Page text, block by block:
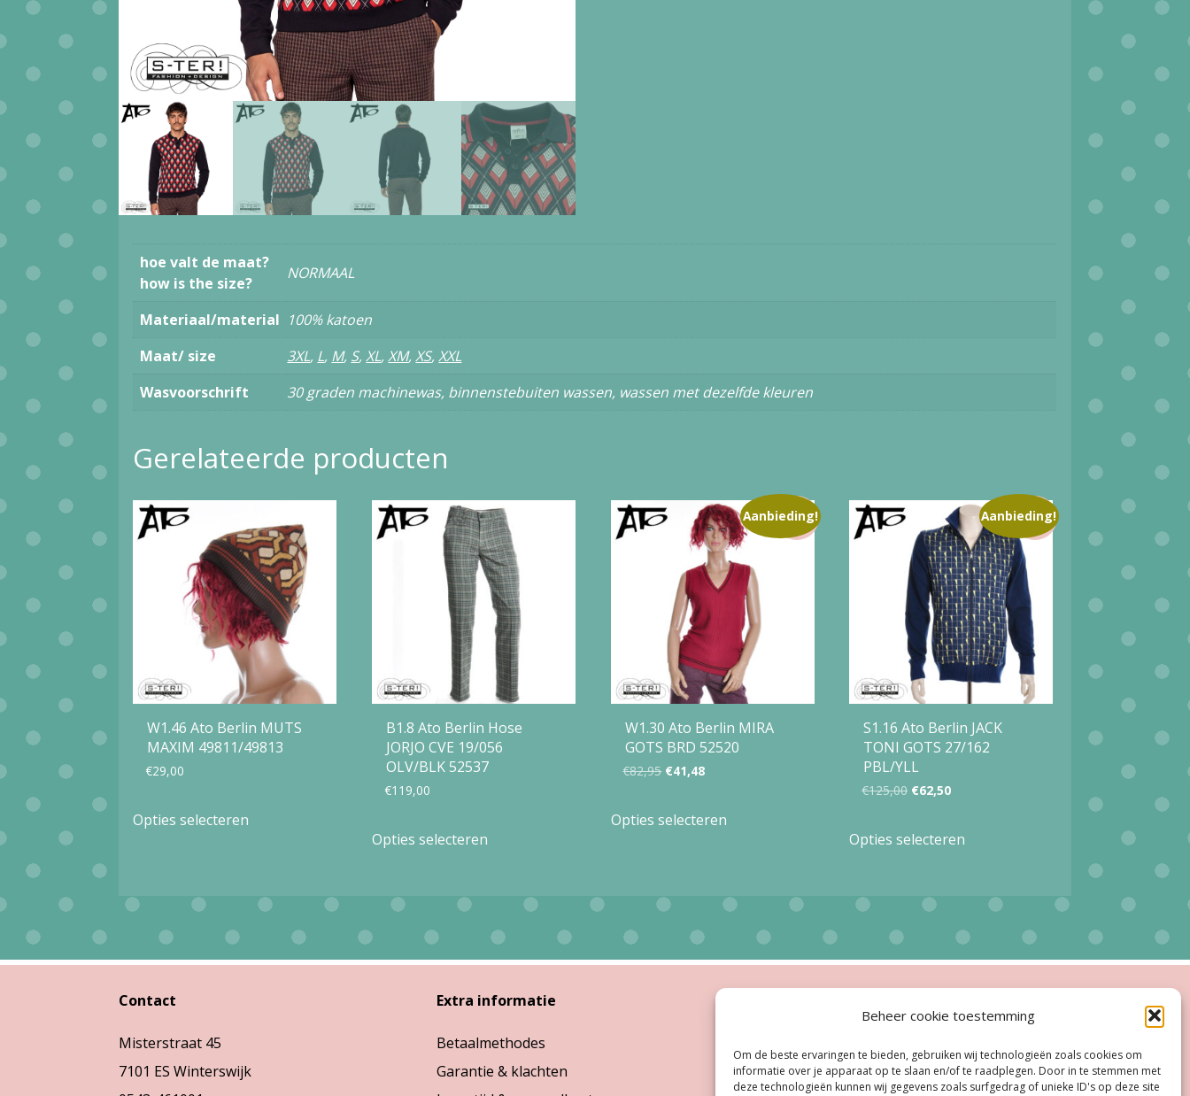
Beheer cookie toestemming
Om de beste ervaringen te bieden, gebruiken wij technologieën zoals cookies om
informatie over je apparaat op te slaan en/of te raadplegen. Door in te stemmen met
deze technologieën kunnen wij gegevens zoals surfgedrag of unieke ID's op deze site
hoe valt de maat?
how is the size?
NORMAAL
Materiaal/material 100% katoen
Maat/ size
3XL, L, M, S,XL,XM,XS,XXL
Wasvoorschrift
30 graden machinewas, binnenstebuiten wassen, wassen met dezelfde kleuren
Gerelateerde producten
W1.46 Ato Berlin MUTS
MAXIM 49811/49813
€29,00
Opties selecteren
variaties.
B1.8 Ato Berlin Hose
JORJO CVE 19/056
OLV/BLK 52537
€119,00
Opties selecteren
meerdere
variaties.
Deze
optie
gekozen
worden
Aanbieding!
W1.30 Ato Berlin MIRA
GOTS BRD 52520
€82,95 Oorspronkelijke
was:
€41,48Huidige
is:
Opties selecteren
variaties.
Deze
worden
op
Aanbieding!
S1.16 Ato Berlin JACK
TONI GOTS 27/162
PBL/YLL
€125,00 Oorspronkelijke
was:
€62,50Huidige
is:
Opties selecteren
meerdere
variaties.
Deze
optie
kan
gekozen
worden
Contact
Misterstraat 45
7101 ES Winterswijk
Extra informatie
Betaalmethodes
Garantie & klachten
Di, Woe, Do:11.00 - 18.00 uur